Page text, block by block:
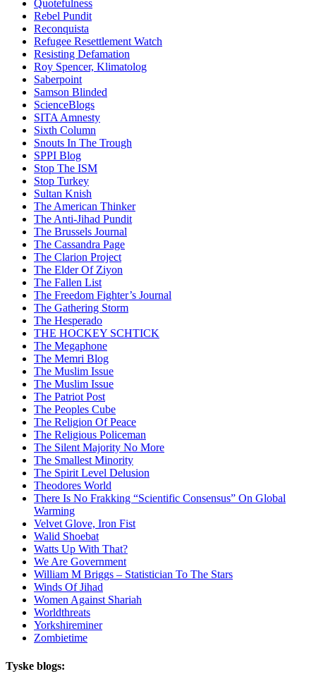
Quotefulness
Rebel Pundit
Reconquista
Refugee Resettlement Watch
Resisting Defamation
Roy Spencer, Klimatolog
Saberpoint
Samson Blinded
ScienceBlogs
SITA Amnesty
Sixth Column
Snouts In The Trough
SPPI Blog
Stop The ISM
Stop Turkey
Sultan Knish
The American Thinker
The Anti-Jihad Pundit
The Brussels Journal
The Cassandra Page
The Clarion Project
The Elder Of Ziyon
The Fallen List
The Freedom Fighter’s Journal
The Gathering Storm
The Hesperado
THE HOCKEY SCHTICK
The Megaphone
The Memri Blog
The Muslim Issue
The Muslim Issue
The Patriot Post
The Peoples Cube
The Religion Of Peace
The Religious Policeman
The Silent Majority No More
The Smallest Minority
The Spirit Level Delusion
Theodores World
There Is No Frakking “Scientific Consensus” On Global
Warming
Velvet Glove, Iron Fist
Walid Shoebat
Watts Up With That?
We Are Government
William M Briggs – Statistician To The Stars
Winds Of Jihad
Women Against Shariah
Worldthreats
Yorkshireminer
Zombietime
Tyske blogs: